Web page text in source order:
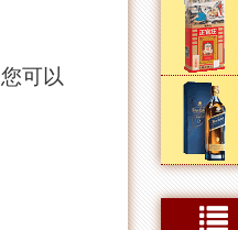
可以